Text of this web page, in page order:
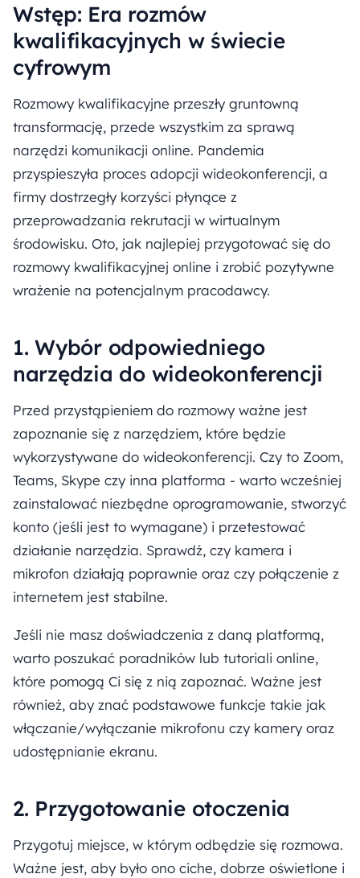
Wstęp: Era rozmów
kwalifikacyjnych w świecie
cyfrowym
Rozmowy kwalifikacyjne przeszły gruntowną
transformację, przede wszystkim za sprawą
narzędzi komunikacji online. Pandemia
przyspieszyła proces adopcji wideokonferencji, a
firmy dostrzegły korzyści płynące z
przeprowadzania rekrutacji w wirtualnym
środowisku. Oto, jak najlepiej przygotować się do
rozmowy kwalifikacyjnej online i zrobić pozytywne
wrażenie na potencjalnym pracodawcy.
1. Wybór odpowiedniego
narzędzia do wideokonferencji
Przed przystąpieniem do rozmowy ważne jest
zapoznanie się z narzędziem, które będzie
wykorzystywane do wideokonferencji. Czy to Zoom,
Teams, Skype czy inna platforma - warto wcześniej
zainstalować niezbędne oprogramowanie, stworzyć
konto (jeśli jest to wymagane) i przetestować
działanie narzędzia. Sprawdź, czy kamera i
mikrofon działają poprawnie oraz czy połączenie z
internetem jest stabilne.
Jeśli nie masz doświadczenia z daną platformą,
warto poszukać poradników lub tutoriali online,
które pomogą Ci się z nią zapoznać. Ważne jest
również, aby znać podstawowe funkcje takie jak
włączanie/wyłączanie mikrofonu czy kamery oraz
udostępnianie ekranu.
2. Przygotowanie otoczenia
Przygotuj miejsce, w którym odbędzie się rozmowa.
Ważne jest, aby było ono ciche, dobrze oświetlone i